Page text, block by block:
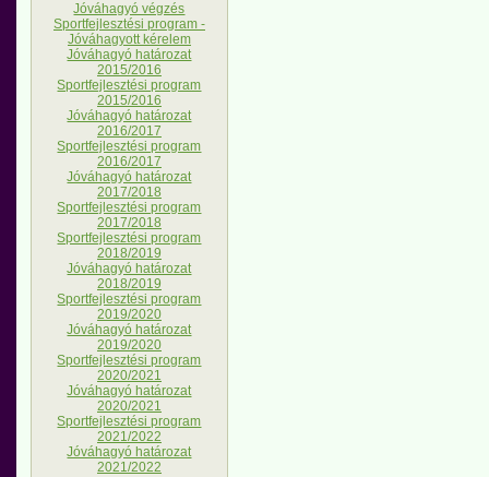
Jóváhagyó végzés
Sportfejlesztési program -
Jóváhagyott kérelem
Jóváhagyó határozat
2015/2016
Sportfejlesztési program
2015/2016
Jóváhagyó határozat
2016/2017
Sportfejlesztési program
2016/2017
Jóváhagyó határozat
2017/2018
Sportfejlesztési program
2017/2018
Sportfejlesztési program
2018/2019
Jóváhagyó határozat
2018/2019
Sportfejlesztési program
2019/2020
Jóváhagyó határozat
2019/2020
Sportfejlesztési program
2020/2021
Jóváhagyó határozat
2020/2021
Sportfejlesztési program
2021/2022
Jóváhagyó határozat
2021/2022